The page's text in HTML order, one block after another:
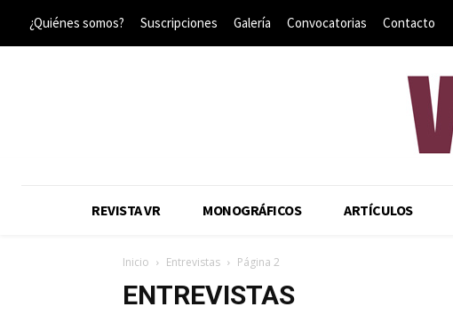
¿Quiénes somos? Suscripciones Galería Convocatorias Contacto
REVISTA VR MONOGRÁFICOS ARTÍCULOS
Inicio Entrevistas Página 2
ENTREVISTAS